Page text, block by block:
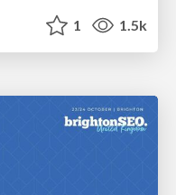
1 1.5k